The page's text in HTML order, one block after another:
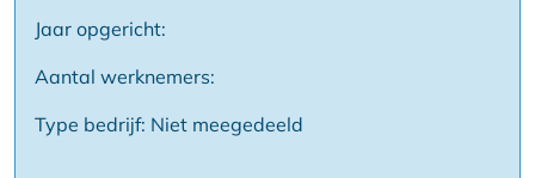
Jaar opgericht:
Aantal werknemers:
Type bedrijf: Niet meegedeeld